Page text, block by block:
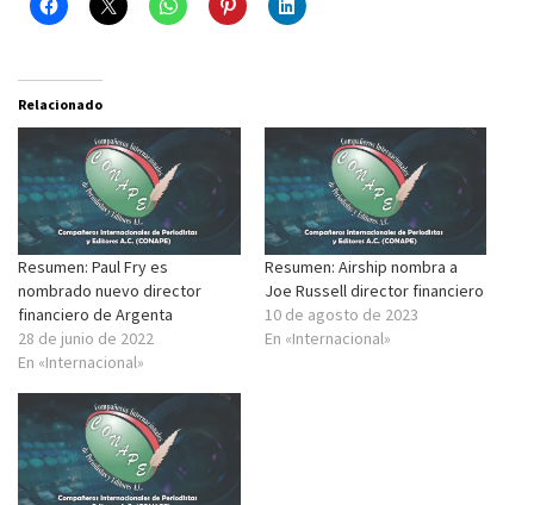
Relacionado
Resumen: Paul Fry es
nombrado nuevo director
financiero de Argenta
28 de junio de 2022
En «Internacional»
Resumen: Airship nombra a
Joe Russell director financiero
10 de agosto de 2023
En «Internacional»